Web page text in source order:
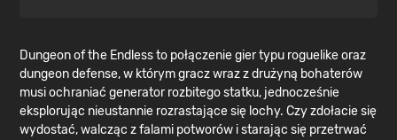
Dungeon of the Endless to połączenie gier typu roguelike oraz
dungeon defense, w którym gracz wraz z drużyną bohaterów
musi ochraniać generator rozbitego statku, jednocześnie
eksplorując nieustannie rozrastające się lochy. Czy zdołacie się
wydostać, walcząc z falami potworów i starając się przetrwać